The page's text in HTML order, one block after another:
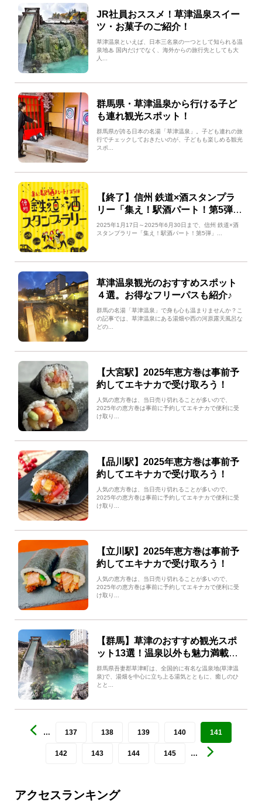
JR社員おススメ！草津温泉スイー
ツ・お菓子のご紹介！
草津温泉といえば、日本三名泉の一つとして知られる温
泉地♨ 国内だけでなく、海外からの旅行先としても大
人...
群馬県・草津温泉から行ける子ど
も連れ観光スポット！
群馬県が誇る日本の名湯「草津温泉」。子ども連れの旅
行でチェックしておきたいのが、子どもも楽しめる観光
スポ...
【終了】信州 鉄道×酒スタンプラ
リー「集え！駅酒パート！第5弾」
で長野県のお酒を堪能！
2025年1月17日～2025年6月30日まで、信州 鉄道×酒
スタンプラリー「集え！駅酒パート！第5弾」...
草津温泉観光のおすすめスポット
４選。お得なフリーパスも紹介♪
群馬の名湯「草津温泉」で身も心も温まりませんか？こ
の記事では、草津温泉にある湯畑や西の河原露天風呂な
どの...
【大宮駅】2025年恵方巻は事前予
約してエキナカで受け取ろう！
人気の恵方巻は、当日売り切れることが多いので、
2025年の恵方巻は事前に予約してエキナカで便利に受
け取り...
【品川駅】2025年恵方巻は事前予
約してエキナカで受け取ろう！
人気の恵方巻は、当日売り切れることが多いので、
2025年の恵方巻は事前に予約してエキナカで便利に受
け取り...
【立川駅】2025年恵方巻は事前予
約してエキナカで受け取ろう！
人気の恵方巻は、当日売り切れることが多いので、
2025年の恵方巻は事前に予約してエキナカで便利に受
け取り...
【群馬】草津のおすすめ観光スポ
ット13選！温泉以外も魅力満載の
草津をご紹介！
群馬県吾妻郡草津町は、全国的に有名な温泉地(草津温
泉)で、湯畑を中心に立ち上る湯気とともに、癒しのひ
とと...
… 137 138 139 140 141
142 143 144 145 …
アクセスランキング